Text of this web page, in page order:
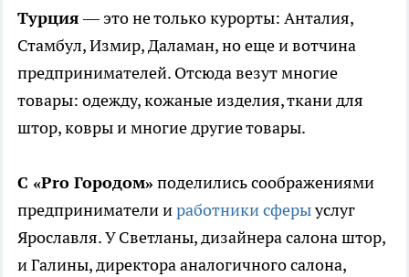
Турция— это не только курорты: Анталия,
Стамбул, Измир, Даламан, но еще и вотчина
предпринимателей. Отсюда везут многие
товары: одежду, кожаные изделия, ткани для
штор, ковры и многие другие товары.
С «Pro Городом» поделились соображениями
предприниматели иработники сферыуслуг
Ярославля. У Светланы, дизайнера салона штор,
и Галины, директора аналогичного салона,